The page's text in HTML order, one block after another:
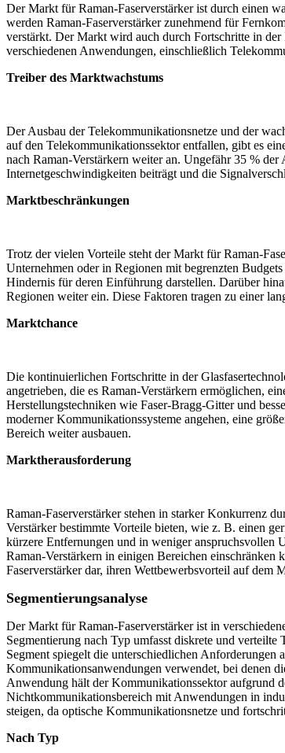
Der Markt für Raman-Faserverstärker ist durch einen
werden Raman-Faserverstärker zunehmend für
verstärkt. Der Markt wird auch durch Fortschritte in
verschiedenen Anwendungen, einschließlich
Treiber des Marktwachstums
Der Ausbau der Telekommunikationsnetze und der
auf den Telekommunikationssektor entfallen, gibt es
nach Raman-Verstärkern weiter an. Ungefähr 35 %
Internetgeschwindigkeiten beiträgt und die
Marktbeschränkungen
Trotz der vielen Vorteile steht der Markt für Raman-
Unternehmen oder in Regionen mit begrenzten
Hindernis für deren Einführung darstellen. Darüber
Regionen weiter ein. Diese Faktoren tragen zu einer
Marktchance
Die kontinuierlichen Fortschritte in der
angetrieben, die es Raman-Verstärkern ermöglichen,
Herstellungstechniken wie Faser-Bragg-Gitter und
moderner Kommunikationssysteme angehen, eine
Bereich weiter ausbauen.
Marktherausforderung
Raman-Faserverstärker stehen in starker Konkurrenz
Verstärker bestimmte Vorteile bieten, wie z. B. einen
kürzere Entfernungen und in weniger anspruchsvollen
Raman-Verstärkern in einigen Bereichen einschränken
Faserverstärker dar, ihren Wettbewerbsvorteil auf dem
Segmentierungsanalyse
Der Markt für Raman-Faserverstärker ist in
Segmentierung nach Typ umfasst diskrete und
Segment spiegelt die unterschiedlichen
Kommunikationsanwendungen verwendet, bei denen
Anwendung hält der Kommunikationssektor aufgrund
Nichtkommunikationsbereich mit Anwendungen in
steigen, da optische Kommunikationsnetze und
Nach Typ